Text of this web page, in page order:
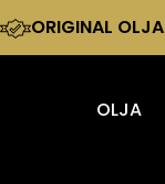
ORIGINAL OLJA
OLJA